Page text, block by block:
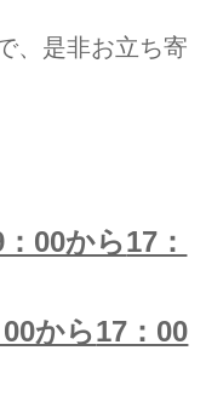
、是非お立ち寄
00から17：
から17：00